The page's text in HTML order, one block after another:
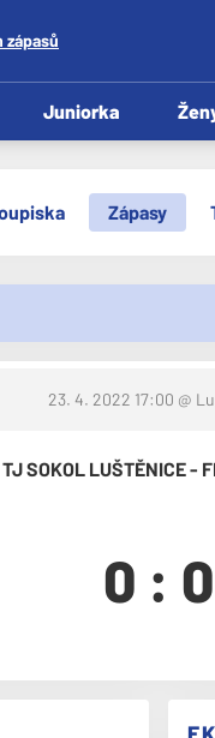
zápasů
Juniorka
Zápasy
23. 4. 2022 17:00 @
TJ SOKOL LUŠTĚNICE -
0 : 0